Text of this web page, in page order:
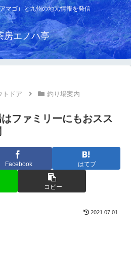
マゴ）と九州の地元情報を発信
房エノハ亭
トドア 釣り場案内
ファミリーにもおスス
Facebook はてブ
コピー
2021.07.01